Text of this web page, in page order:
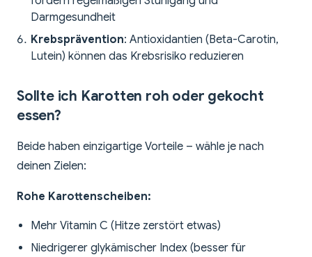
Darmgesundheit
Krebsprävention: Antioxidantien (Beta-Carotin,
Lutein) können das Krebsrisiko reduzieren
Sollte ich Karotten roh oder gekocht
essen?
Beide haben einzigartige Vorteile – wähle je nach
deinen Zielen:
Rohe Karottenscheiben:
Mehr Vitamin C (Hitze zerstört etwas)
Niedrigerer glykämischer Index (besser für